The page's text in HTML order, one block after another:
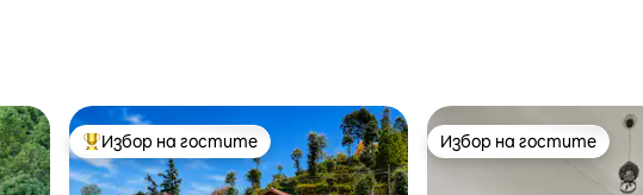
Най-популярен избор на гостите
Избор на гостите Избор на гостите
Избор на гостите